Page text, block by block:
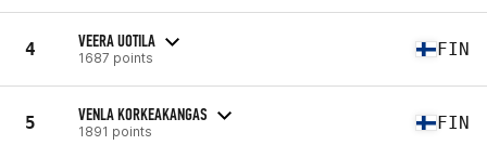
4 VEERA UOTILA
1687 points FIN
5 VENLA KORKEAKANGAS
1891 points FIN